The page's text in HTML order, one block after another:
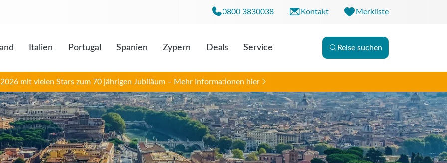
0800 3830038
Mo. bis Fr. 09:00 - 18:00 Uhr
Kontakt Merkliste
Italien Portugal Spanien Zypern Deals Service Reise suchen
mit vielen Stars zum 70 jährigen Jubiläum – Mehr Informationen hier